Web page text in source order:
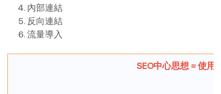
內部連結
反向連結
流量導入
SEO中心思想 = 使用